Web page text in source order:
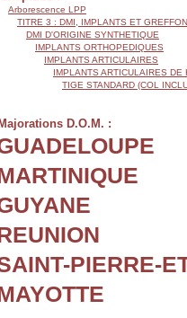
Arborescence LPP
TITRE 3 : DMI, IMPLANTS ET
DMI D'ORIGINE SYNTHETIQUE
IMPLANTS ORTHOPEDIQUES
IMPLANTS ARTICULAIRES
IMPLANTS ARTICULAIRES DE
TIGE STANDARD (COL
Majorations D.O.M. :
PIERRE-